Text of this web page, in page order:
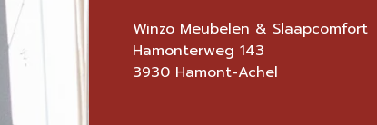
Winzo Meubelen & Slaapcomfort
Hamonterweg 143
3930 Hamont-Achel